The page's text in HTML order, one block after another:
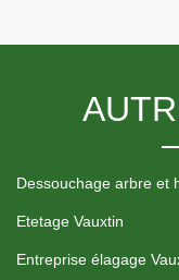
Dessouchage arbre et
Etetage Vauxtin
Entreprise élagage